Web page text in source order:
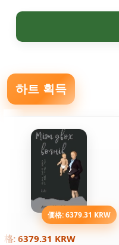
하트 획득
価格: 6379.31 KRW
格: 6379.31 KRW